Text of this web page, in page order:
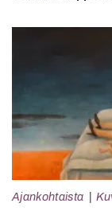
Ajankohtaista